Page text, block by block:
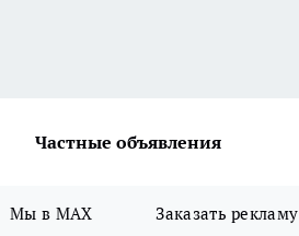
Частные объявления
Мы в MAX Заказать рекламу